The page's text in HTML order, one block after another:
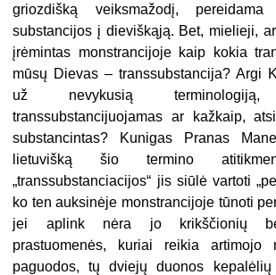
griozdišką veiksmažodį,
substancijos į dieviškąją. Bet, mielieji,
įrėmintas monstrancijoje kaip kokia
mūsų Dievas – transsubstancija? Argi
už nevykusią
transsubstancijuojamas ar kažkaip,
substancintas? Kunigas Pranas
lietuvišką šio termino
„transsubstanciacijos“ jis siūlė vartoti
ko ten auksinėje monstrancijoje tūnoti
jei aplink nėra jo krikščionių
prastuomenės, kuriai reikia artimojo
paguodos, tų dviejų duonos